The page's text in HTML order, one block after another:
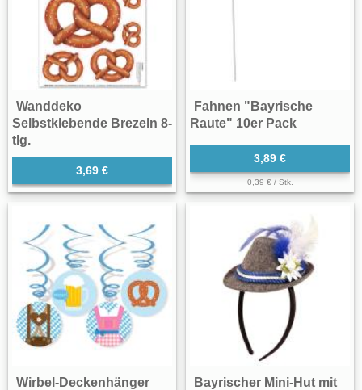
Wanddeko
Selbstklebende Brezeln 8-
tlg.
3,69 €
Fahnen "Bayrische
Raute" 10er Pack
3,89 €
0,39 € / Stk.
Wirbel-Deckenhänger
Bayrischer Mini-Hut mit